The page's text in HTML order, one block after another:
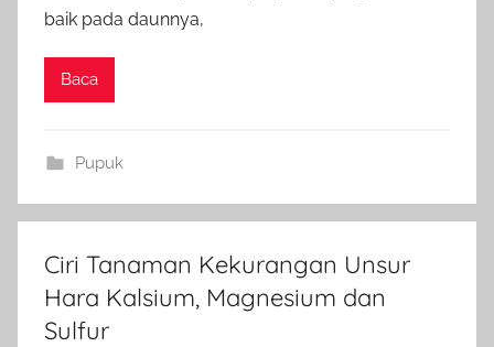
baik pada daunnya,
Baca
Pupuk
Ciri Tanaman Kekurangan Unsur
Hara Kalsium, Magnesium dan
Sulfur